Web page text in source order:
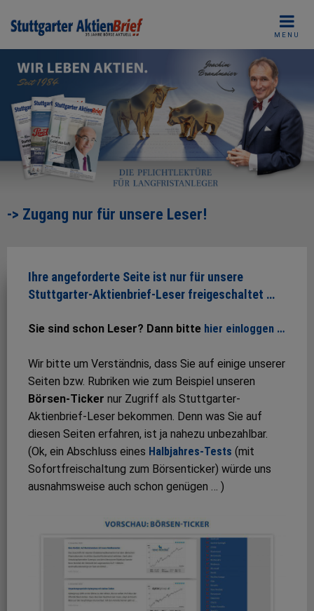
MENU
-> Zugang nur für unsere Leser!
Ihre angeforderte Seite ist nur für unsere
Stuttgarter-Aktienbrief-Leser freigeschaltet …
Sie sind schon Leser? Dann bitte hier einloggen …
Wir bitte um Verständnis, dass Sie auf einige unserer
Seiten bzw. Rubriken wie zum Beispiel unseren
Börsen-Ticker nur Zugriff als Stuttgarter-
Aktienbrief-Leser bekommen. Denn was Sie auf
diesen Seiten erfahren, ist ja nahezu unbezahlbar.
(Ok, ein Abschluss eines Halbjahres-Tests (mit
Sofortfreischaltung zum Börsenticker) würde uns
ausnahmsweise auch schon genügen … )